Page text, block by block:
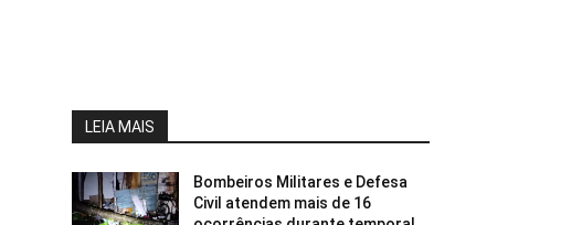
LEIA MAIS
Bombeiros Militares e Defesa
Civil atendem mais de 16